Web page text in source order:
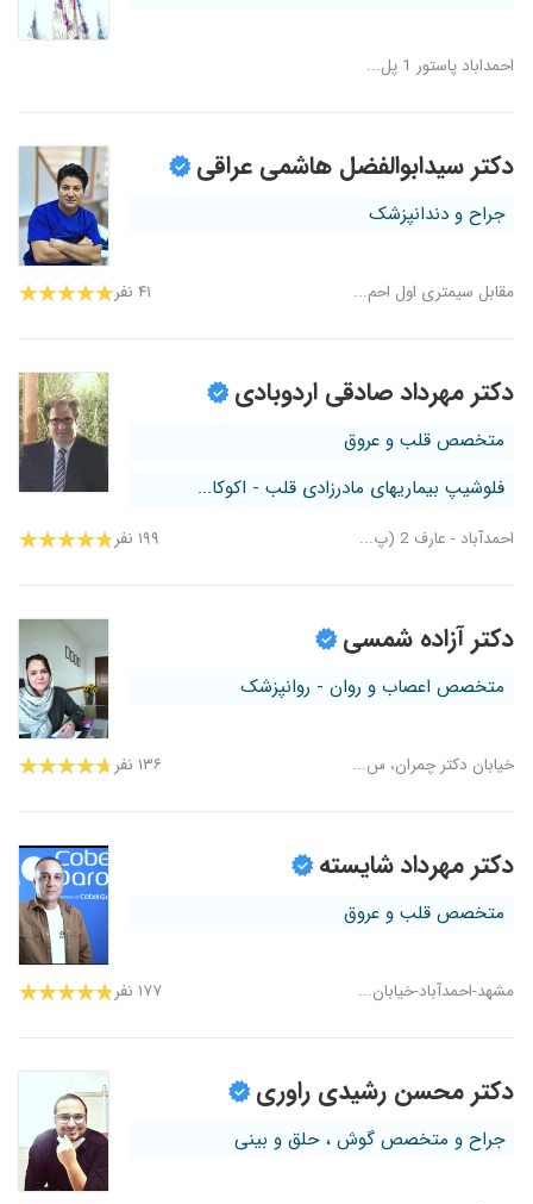
احمداباد پاستور 1 پل...
دکتر سیدابوالفضل هاشمی عراقی
جراح و دندانپزشک
مقابل سیمتری اول احم... ۴۱ نفر
دکتر مهرداد صادقی اردوبادی
متخصص قلب و عروق
فلوشیپ بیماریهای مادرزادی قلب - اکوکا...
احمدآباد - عارف 2 (پ... ۱۹۹ نفر
دکتر آزاده شمسی
متخصص اعصاب و روان - روانپزشک
خیابان دکتر چمران، س... ۱۳۶ نفر
دکتر مهرداد شایسته
متخصص قلب و عروق
مشهد-احمدآباد-خیابان... ۱۷۷ نفر
دکتر محسن رشیدی راوری
جراح و متخصص گوش ، حلق و بینی